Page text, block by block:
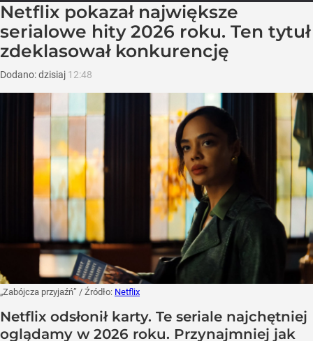
Netflix pokazał największe
serialowe hity 2026 roku. Ten tytuł
zdeklasował konkurencję
Dodano:dzisiaj 12:48
„Zabójcza przyjaźń” / Źródło: Netflix
Netflix odsłonił karty. Te seriale najchętniej
oglądamy w 2026 roku. Przynajmniej jak